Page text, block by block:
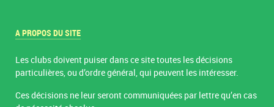
A PROPOS DU SITE
Les clubs doivent puiser dans ce site toutes les décisions
particulières, ou d’ordre général, qui peuvent les intéresser.
Ces décisions ne leur seront communiquées par lettre qu’en cas